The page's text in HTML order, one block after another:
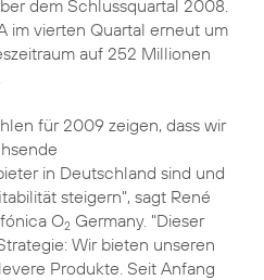
dem Schlussquartal 2008.
im vierten Quartal erneut um
auf 252 Millionen
für 2009 zeigen, dass wir
in Deutschland sind und
steigern", sagt René
O2 Germany. "Dieser
Wir bieten unseren
Produkte. Seit Anfang